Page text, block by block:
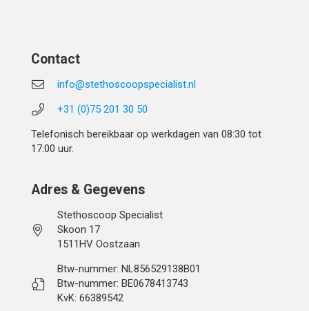
Contact
info@stethoscoopspecialist.nl
+31 (0)75 201 30 50
Telefonisch bereikbaar op werkdagen van 08:30 tot
17:00 uur.
Adres & Gegevens
Stethoscoop Specialist
Skoon 17
1511HV Oostzaan
Btw-nummer: NL856529138B01
Btw-nummer: BE0678413743
KvK: 66389542